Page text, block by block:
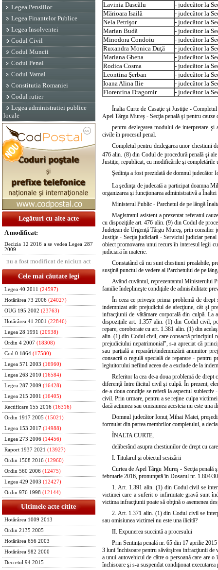
Legea Pensiilor
Legea Finantelor Publice
Legea Insolventei
Codul Civil
Codul Muncii
Codul Penal
Codul Vamal
Constitutia Romaniei
Codul rutier
Legea administratiei publice
locale
Legături cu alte acte
A modificat:
Decizia 12 2016 a se vedea Legea 287
2009
nu a fost modificat de niciun act
Cele mai căutate legi
Legea 40 2011 (24597)
Hotărârea 73 2006 (24027)
OUG 195 2002 (23763)
Hotărârea 41 2001 (22846)
Legea 28 1991 (20938)
Ordin 4 2007 (18308)
Cod 0 1864 (17580)
Legea 571 2003 (16960)
Legea 263 2010 (16584)
Legea 287 2009 (16428)
Legea 215 2001 (16405)
Rectificare 155 2016 (16316)
Ordin 1917 2005 (15021)
Legea 153 2017 (14988)
Legea 273 2006 (14456)
Raport 1937 2021 (13927)
Ordin 1508 2016 (12960)
Ordin 560 2006 (12475)
Legea 429 2003 (12427)
Ordin 976 1998 (12144)
Ultimele acte citite
Hotărârea 1009 2013
Ordin 2135 2005
Hotărârea 656 2003
Hotărârea 982 2000
Decretul 94 2015
Lavinia Dascălu
- judecător la
Mărioara Isailă
- judecător la
Nela Petrişor
- judecător la
Marian Budă
- judecător la
Minodora Condoiu
- judecător la
Ruxandra Monica Duţă
- judecător la
Mariana Ghena
- judecător la
Rodica Cosma
- judecător la
Leontina Şerban
- judecător la
Ioana Alina Ilie
- judecător la
Florentina Dragomir
- judecător la
Înalta Curte de Casaţie şi Justiţie -
Apel Târgu Mureş - Secţia penală şi pentru
pentru dezlegarea modului de interpretare
civile în procesul penal.
Completul pentru dezlegarea unor chestiuni
476 alin. (8) din Codul de procedură penală şi
Justiţie, republicat, cu modificările şi completările
Şedinţa a fost prezidată de domnul
La şedinţa de judecată a participat doamna
organizarea şi funcţionarea administrativă a
Ministerul Public - Parchetul de pe lângă
Magistratul-asistent a prezentat referatul
cu dispoziţiile art. 476 alin. (9) din Codul de
Judeţean de Urgenţă Târgu Mureş, prin
Justiţie - Secţia judiciară - Serviciul judiciar
obiect promovarea unui recurs în interesul legii
judiciară în materie.
Constatând că nu sunt chestiuni prealabile,
susţină punctul de vedere al Parchetului de pe
Având cuvântul, reprezentantul Ministerului
familie îndeplineşte condiţiile de admisibilitate
În ceea ce priveşte prima problemă de
indemnizat atât prejudiciul de afecţiune, cât şi
infracţiunii de vătămare corporală din culpă. La
dispoziţiile art. 1.357 alin. (1) din Codul civil,
repare, coroborate cu art. 1.381 alin. (1) din
alin. (1) din Codul civil, care consacră principiul
prejudiciului nepatrimonial", s-a apreciat că
sau parţială a reparării/indemnizării anumitor
consacră o regulă specială de reparare - pentru
legiuitorului nefiind aceea de a exclude de la
Referitor la cea de-a doua problemă de drept
diferenţă între ilicitul civil şi culpă. În prezent,
de-a doua condiţie se referă la aspectul
civil. Prin urmare, pentru a se reţine culpa
dacă acţiunea sau omisiunea acesteia nu este una
Domnul judecător Ionuţ Mihai Matei,
formulat din partea membrilor completului, a
ÎNALTA CURTE,
deliberând asupra chestiunilor de drept cu
I. Titularul şi obiectul sesizării
Curtea de Apel Târgu Mureş - Secţia penală
februarie 2016, pronunţată în Dosarul nr. 1.804/
1. Art. 1.391 alin. (1) din Codul civil se
victimei care a suferit o infirmitate gravă sunt
victima infracţiunii poate să obţină o asemenea
2. Art. 1.371 alin. (1) din Codul civil se
sau omisiunea victimei nu este una ilicită?
II. Expunerea succintă a procesului
Prin Sentinţa penală nr. 65 din 17 aprilie
3 luni închisoare pentru săvârşirea infracţiunii de
a unui autovehicul de către o persoană care are
închisoare şi s-a suspendat condiţionat